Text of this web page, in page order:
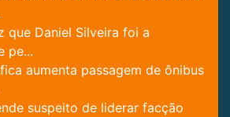
que Daniel Silveira foi a
pe...
aumenta passagem de ônibus
suspeito de liderar facção